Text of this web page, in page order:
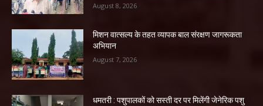
August 8, 2026
मिशन वात्सल्य के तहत व्यापक बाल संरक्षण जागरूकता
अभियान
August 7, 2026
धमतरी : पशुपालकों को सस्ती दर पर मिलेंगी जेनेरिक पशु